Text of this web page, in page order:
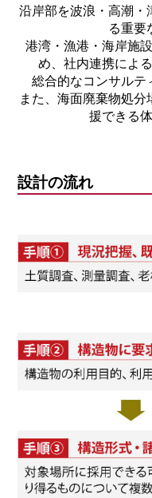
沿岸部を波浪・高潮・
る重要
港湾・漁港・海岸施
め、社内連携によ
総合的なコンサルテ
また、海面廃棄物処
援できる
設計の流れ